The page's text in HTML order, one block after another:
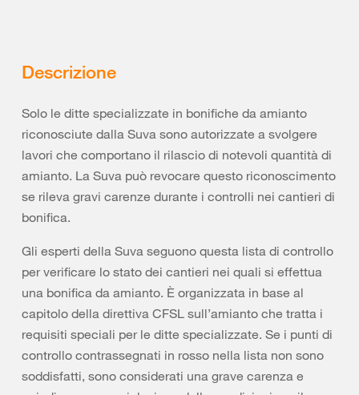
Descrizione
Solo le ditte specializzate in bonifiche da amianto
riconosciute dalla Suva sono autorizzate a svolgere
lavori che comportano il rilascio di notevoli quantità di
amianto. La Suva può revocare questo riconoscimento
se rileva gravi carenze durante i controlli nei cantieri di
bonifica.
Gli esperti della Suva seguono questa lista di controllo
per verificare lo stato dei cantieri nei quali si effettua
una bonifica da amianto. È organizzata in base al
capitolo della direttiva CFSL sull’amianto che tratta i
requisiti speciali per le ditte specializzate. Se i punti di
controllo contrassegnati in rosso nella lista non sono
soddisfatti, sono considerati una grave carenza e